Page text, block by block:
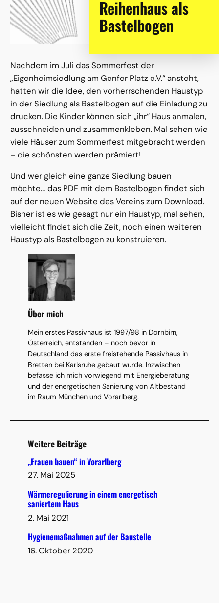
Reihenhaus als
Bastelbogen
Nachdem im Juli das Sommerfest der
„Eigenheimsiedlung am Genfer Platz e.V.“ ansteht,
hatten wir die Idee, den vorherrschenden Haustyp
in der Siedlung als Bastelbogen auf die Einladung zu
drucken. Die Kinder können sich „ihr“ Haus anmalen,
ausschneiden und zusammenkleben. Mal sehen wie
viele Häuser zum Sommerfest mitgebracht werden
– die schönsten werden prämiert!
Und wer gleich eine ganze Siedlung bauen
möchte… das PDF mit dem Bastelbogen findet sich
auf der neuen Website des Vereins zum Download.
Bisher ist es wie gesagt nur ein Haustyp, mal sehen,
vielleicht findet sich die Zeit, noch einen weiteren
Haustyp als Bastelbogen zu konstruieren.
Über mich
Mein erstes Passivhaus ist 1997/98 in Dornbirn,
Österreich, entstanden – noch bevor in
Deutschland das erste freistehende Passivhaus in
Bretten bei Karlsruhe gebaut wurde. Inzwischen
befasse ich mich vorwiegend mit Energieberatung
und der energetischen Sanierung von Altbestand
im Raum München und Vorarlberg.
Weitere Beiträge
„Frauen bauen“ in Vorarlberg
27. Mai 2025
Wärmeregulierung in einem energetisch
saniertem Haus
2. Mai 2021
Hygienemaßnahmen auf der Baustelle
16. Oktober 2020